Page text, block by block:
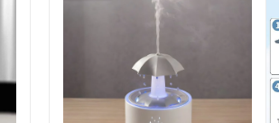
kijelzővel és hőmérő